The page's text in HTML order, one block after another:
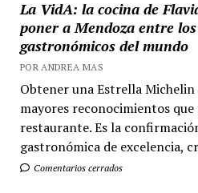
La VidA: la cocina de
poner a Mendoza entre
gastronómicos del mundo
POR ANDREA MAS
Obtener una Estrella
mayores reconocimientos
restaurante. Es la
gastronómica de excelencia,
Comentarios cerrados